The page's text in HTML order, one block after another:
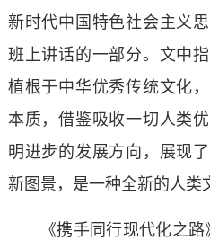
新时代中国特色社会主义
班上讲话的一部分。文中
植根于中华优秀传统文化
本质，借鉴吸收一切人类
明进步的发展方向，展现
新图景，是一种全新的人类
《携手同行现代化之